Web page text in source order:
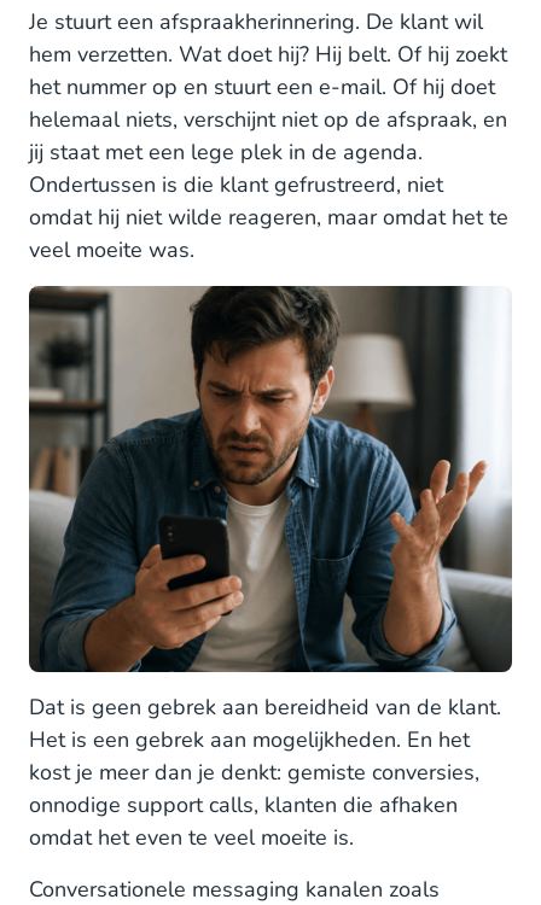
SMS is een monoloog. Klanten willen een dialoog.
Wat WhatsApp en RCS toevoegen
"Maar niet al mijn klanten hebben WhatsApp of
RCS"
Zo doen anderen het al
Van SMS naar omnichannel: hoe werkt de stap?
Klaar voor het gesprek?
Je stuurt een afspraakherinnering. De klant wil
hem verzetten. Wat doet hij? Hij belt. Of hij zoekt
het nummer op en stuurt een e-mail. Of hij doet
helemaal niets, verschijnt niet op de afspraak, en
jij staat met een lege plek in de agenda.
Ondertussen is die klant gefrustreerd, niet
omdat hij niet wilde reageren, maar omdat het te
veel moeite was.
Dat is geen gebrek aan bereidheid van de klant.
Het is een gebrek aan mogelijkheden. En het
kost je meer dan je denkt: gemiste conversies,
onnodige support calls, klanten die afhaken
omdat het even te veel moeite is.
Conversationele messaging kanalen zoals